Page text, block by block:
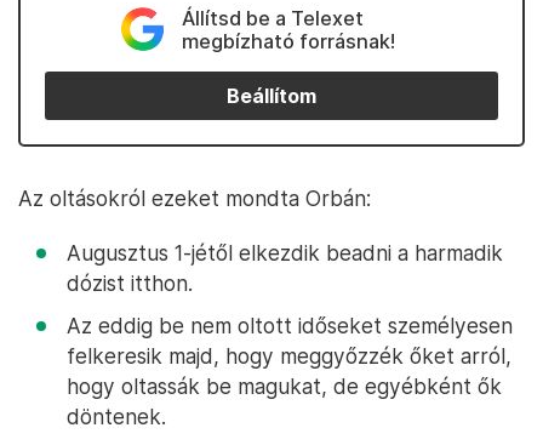
Állítsd be a Telexet
megbízható forrásnak!
Beállítom
Az oltásokról ezeket mondta Orbán:
Augusztus 1-jétől elkezdik beadni a harmadik
dózist itthon.
Az eddig be nem oltott időseket személyesen
felkeresik majd, hogy meggyőzzék őket arról,
hogy oltassák be magukat, de egyébként ők
döntenek.